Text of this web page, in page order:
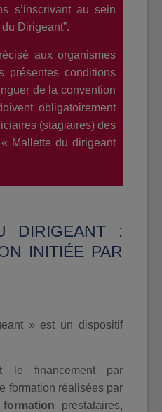
s’inscrivant au sein
Dirigeant”.
aux organismes
présentes conditions
de la convention
obligatoirement
(stagiaires) des
Mallette du dirigeant
DIRIGEANT :
INITIÉE PAR
» est un dispositif
le financement par
formation réalisées par
prestataires,